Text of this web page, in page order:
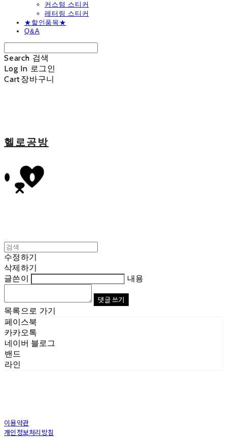
커스텀 스티커
레터링 스티커
★할인품목★
Q&A
Search 검색
Log In 로그인
Cart장바구니
헬로공방
수정하기
삭제하기
글쓴이
내용
댓글 쓰기
목록으로 가기
페이스북
카카오톡
네이버 블로그
밴드
라인
이용약관
개인정보처리방침